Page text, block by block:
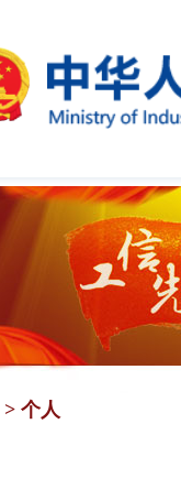
> 个人